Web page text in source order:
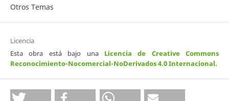
Otros Temas
Licencia
Esta obra está bajo una Licencia de Creative Commons
Reconocimiento-Nocomercial-NoDerivados 4.0 Internacional.